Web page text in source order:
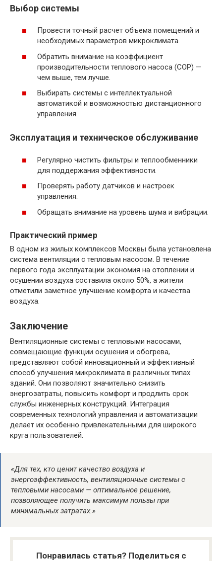
Выбор системы
Провести точный расчет объема помещений и
необходимых параметров микроклимата.
Обратить внимание на коэффициент
производительности теплового насоса (COP) —
чем выше, тем лучше.
Выбирать системы с интеллектуальной
автоматикой и возможностью дистанционного
управления.
Эксплуатация и техническое обслуживание
Регулярно чистить фильтры и теплообменники
для поддержания эффективности.
Проверять работу датчиков и настроек
управления.
Обращать внимание на уровень шума и вибрации.
Практический пример
В одном из жилых комплексов Москвы была установлена
система вентиляции с тепловым насосом. В течение
первого года эксплуатации экономия на отоплении и
осушении воздуха составила около 50%, а жители
отметили заметное улучшение комфорта и качества
воздуха.
Заключение
Вентиляционные системы с тепловыми насосами,
совмещающие функции осушения и обогрева,
представляют собой инновационный и эффективный
способ улучшения микроклимата в различных типах
зданий. Они позволяют значительно снизить
энергозатраты, повысить комфорт и продлить срок
службы инженерных конструкций. Интеграция
современных технологий управления и автоматизации
делает их особенно привлекательными для широкого
круга пользователей.
«Для тех, кто ценит качество воздуха и
энергоэффективность, вентиляционные системы с
тепловыми насосами — оптимальное решение,
позволяющее получить максимум пользы при
минимальных затратах.»
Понравилась статья? Поделиться с